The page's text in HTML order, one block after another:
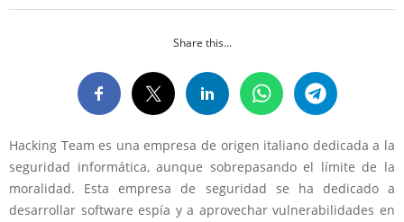
Share this...
Hacking Team es una empresa de origen italiano dedicada a la
seguridad informática, aunque sobrepasando el límite de la
moralidad. Esta empresa de seguridad se ha dedicado a
desarrollar software espía y a aprovechar vulnerabilidades en